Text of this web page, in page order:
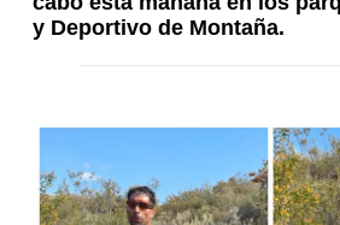
y Deportivo de Montaña.